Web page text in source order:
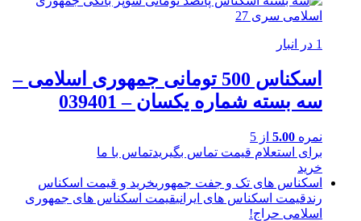
1 در انبار
اسکناس 500 تومانی جمهوری اسلامی –
سه بسته شماره یکسان – 039401
نمره 5.00 از 5
برای استعلام قیمت تماس بگیریدتماس با ما
خرید
اسکناس های تک و جفت جمهوریخرید و قیمت اسکناس
رندقیمت اسکناس های ایرانیقیمت اسکناس های جمهوری
اسلامی حراج!